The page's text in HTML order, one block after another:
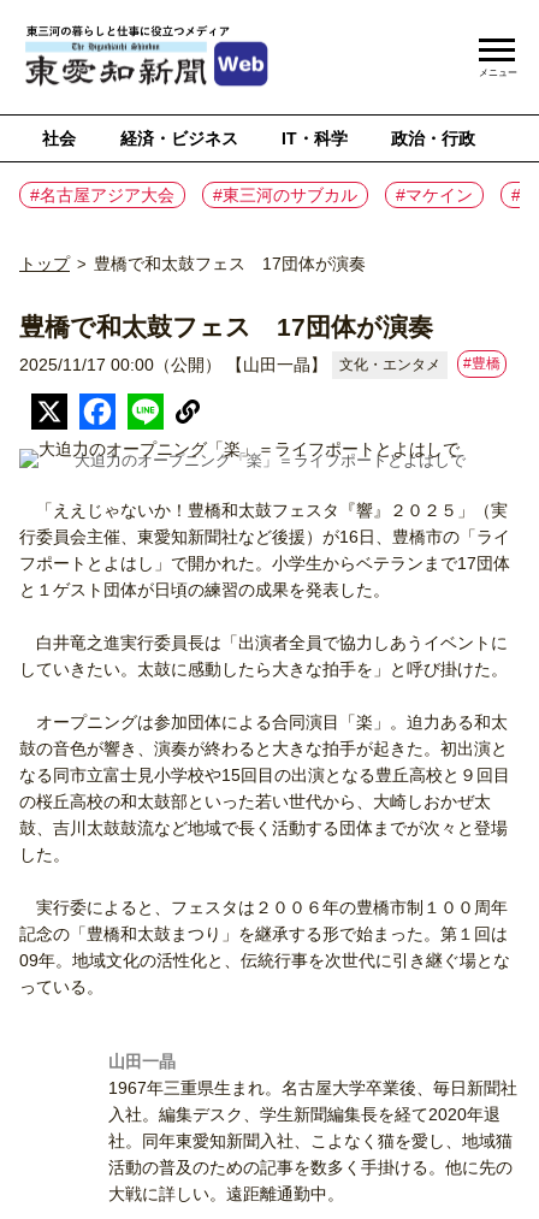
社会 経済・ビジネス IT・科学 政治・行政
#名古屋アジア大会 #東三河のサブカル #マケイン #
メニュー
トップ > 豊橋で和太鼓フェス 17団体が演奏
豊橋で和太鼓フェス 17団体が演奏
2025/11/17 00:00（公開） 【山田一晶】 文化・エンタメ #豊橋
大迫力のオープニング「楽」＝ライフポートとよはしで
「ええじゃないか！豊橋和太鼓フェスタ『響』２０２５」（実
行委員会主催、東愛知新聞社など後援）が16日、豊橋市の「ライ
フポートとよはし」で開かれた。小学生からベテランまで17団体
と１ゲスト団体が日頃の練習の成果を発表した。
白井竜之進実行委員長は「出演者全員で協力しあうイベントに
していきたい。太鼓に感動したら大きな拍手を」と呼び掛けた。
オープニングは参加団体による合同演目「楽」。迫力ある和太
鼓の音色が響き、演奏が終わると大きな拍手が起きた。初出演と
なる同市立富士見小学校や15回目の出演となる豊丘高校と９回目
の桜丘高校の和太鼓部といった若い世代から、大崎しおかぜ太
鼓、吉川太鼓鼓流など地域で長く活動する団体までが次々と登場
した。
実行委によると、フェスタは２００６年の豊橋市制１００周年
記念の「豊橋和太鼓まつり」を継承する形で始まった。第１回は
09年。地域文化の活性化と、伝統行事を次世代に引き継ぐ場とな
っている。
山田一晶
1967年三重県生まれ。名古屋大学卒業後、毎日新聞社
入社。編集デスク、学生新聞編集長を経て2020年退
社。同年東愛知新聞入社、こよなく猫を愛し、地域猫
活動の普及のための記事を数多く手掛ける。他に先の
大戦に詳しい。遠距離通勤中。